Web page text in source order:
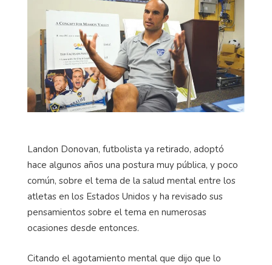
Landon Donovan, futbolista ya retirado, adoptó
hace algunos años una postura muy pública, y poco
común, sobre el tema de la salud mental entre los
atletas en los Estados Unidos y ha revisado sus
pensamientos sobre el tema en numerosas
ocasiones desde entonces.
Citando el agotamiento mental que dijo que lo